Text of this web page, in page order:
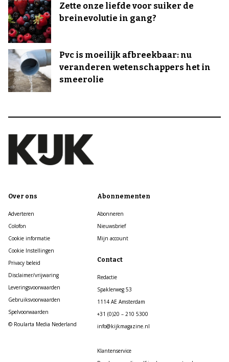
Zette onze liefde voor suiker de
breinevolutie in gang?
Pvc is moeilijk afbreekbaar: nu
veranderen wetenschappers het in
smeerolie
Over ons
Adverteren
Colofon
Cookie informatie
Cookie Instellingen
Privacy beleid
Disclaimer/vrijwaring
Leveringsvoorwaarden
Gebruiksvoorwaarden
Spelvoorwaarden
© Roularta Media Nederland
Abonnementen
Abonneren
Nieuwsbrief
Mijn account
Contact
Redactie
Spaklerweg 53
1114 AE Amsterdam
+31 (0)20 – 210 5300
info@kijkmagazine.nl
Klantenservice